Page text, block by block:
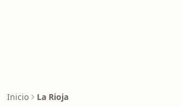
Inicio La Rioja